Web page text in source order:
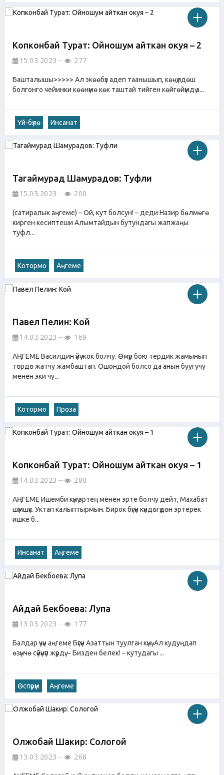
Копконбай Турат: Ойношум айткан окуя – 2
15.03.2023 277
Башталышы>>>>> Ал экөөбүз адеп таанышып, көңүлдөш
болгонго чейинки көөнүмө көк таштай тийген көйгөйүмдү а...
Үй-бүлө Инсанат
Тагаймурад Шамурадов: Туфли
15.03.2023 200
(сатиралык аңгеме) – Ой, кут болсун! – деди Назир бөлмөгө
кирген кесиптеши Алымтайдын бутундагы жапжаңы
туфл...
Котормо Аңгеме
Павел Пелин: Кой
14.03.2023 169
АҢГЕМЕ Василдин үйү жок болчу. Өмүр бою тердик жамынып
төрдө жатчу жамбаштап. Ошондой болсо да анын буугучу
менен эки чу...
Котормо Проза
Копконбай Турат: Ойношум айткан окуя – 1
14.03.2023 280
АҢГЕМЕ Ишемби күнү эртең менен эрте болчу дейт, Махабат
шүмшүк. Уктап калыптырмын. Бирок бүгүн күндөгүдөн эртерек
ишке б...
Инсанат Аңгеме
Айдай Бекбоева: Лупа
13.03.2023 177
Балдар үчүн аңгеме Бүгүн Азаттын туулган күнү. Ал кудуңдап
өзүнчө сүйүнүп жүрдү. – Бизден белек! – кутудагы ...
Өспүрүм Аңгеме
Олжобай Шакир: Сологой
13.03.2023 268